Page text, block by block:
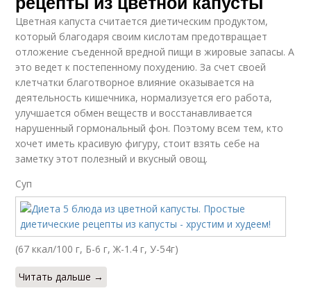
Цветная капуста считается диетическим продуктом,
который благодаря своим кислотам предотвращает
отложение съеденной вредной пищи в жировые запасы. А
это ведет к постепенному похудению. За счет своей
клетчатки благотворное влияние оказывается на
деятельность кишечника, нормализуется его работа,
улучшается обмен веществ и восстанавливается
нарушенный гормональный фон. Поэтому всем тем, кто
хочет иметь красивую фигуру, стоит взять себе на
заметку этот полезный и вкусный овощ.
Суп
(67 ккал/100 г, Б-6 г, Ж-1.4 г, У-54г)
Читать дальше →